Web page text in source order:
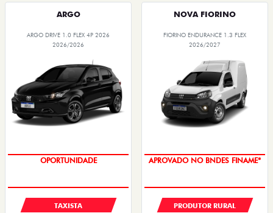
ARGO
ARGO DRIVE 1.0 FLEX 4P 2026
2026/2026
OPORTUNIDADE
TAXISTA
NOVA FIORINO
FIORINO ENDURANCE 1.3 FLEX
2026/2027
APROVADO NO BNDES FINAME*
PRODUTOR RURAL